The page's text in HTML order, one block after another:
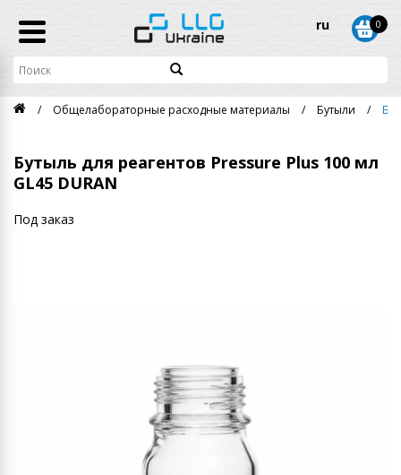
ru 0
Общелабораторные расходные материалы Бутыли
Бутыль для реагентов Pressure Plus 100 мл
GL45 DURAN
Под заказ